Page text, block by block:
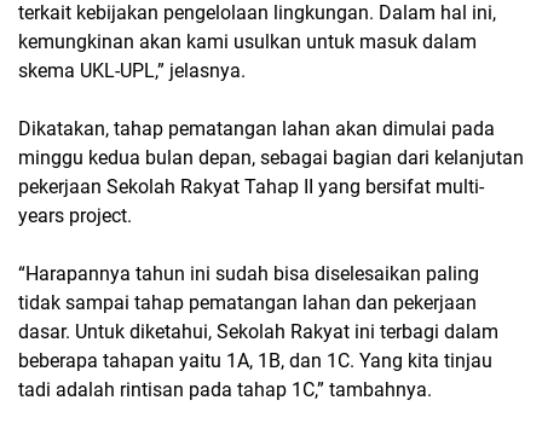
terkait kebijakan pengelolaan lingkungan. Dalam hal ini,
kemungkinan akan kami usulkan untuk masuk dalam
skema UKL-UPL,” jelasnya.
Dikatakan, tahap pematangan lahan akan dimulai pada
minggu kedua bulan depan, sebagai bagian dari kelanjutan
pekerjaan Sekolah Rakyat Tahap II yang bersifat multi-
years project.
“Harapannya tahun ini sudah bisa diselesaikan paling
tidak sampai tahap pematangan lahan dan pekerjaan
dasar. Untuk diketahui, Sekolah Rakyat ini terbagi dalam
beberapa tahapan yaitu 1A, 1B, dan 1C. Yang kita tinjau
tadi adalah rintisan pada tahap 1C,” tambahnya.